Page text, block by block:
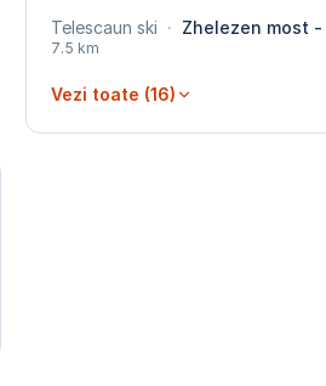
Telescaun ski · Zhelezen most
7.5 km
Vezi toate (16)